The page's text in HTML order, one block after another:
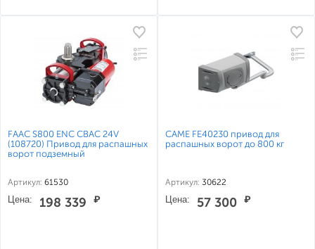
FAAC S800 ENC CBAC 24V
(108720) Привод для распашных
ворот подземный
Артикул: 61530
Цена: 198 339 ₽
CAME FE40230 привод для
распашных ворот до 800 кг
Артикул: 30622
Цена: 57 300 ₽